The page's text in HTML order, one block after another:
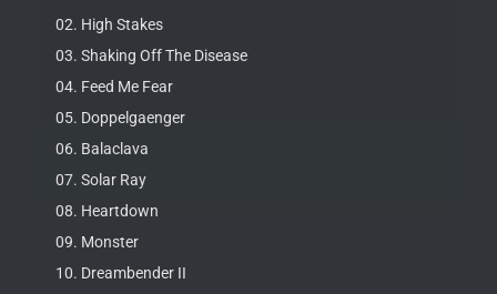
02. High Stakes
03. Shaking Off The Disease
04. Feed Me Fear
05. Doppelgaenger
06. Balaclava
07. Solar Ray
08. Heartdown
09. Monster
10. Dreambender II